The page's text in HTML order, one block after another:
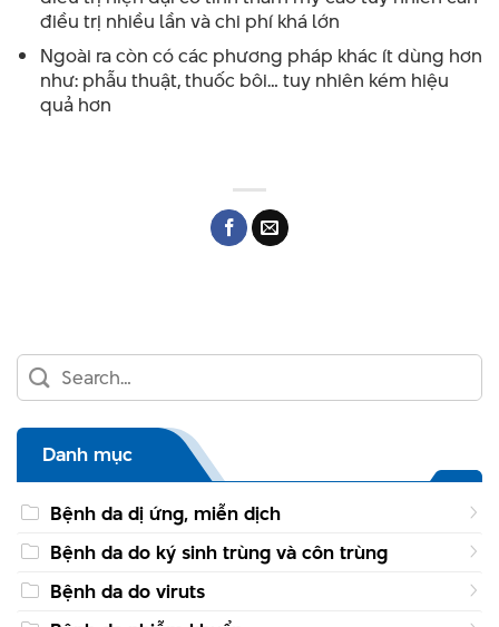
điều trị nhiều lần và chi phí khá lớn
Ngoài ra còn có các phương pháp khác ít dùng hơn
như: phẫu thuật, thuốc bôi… tuy nhiên kém hiệu
quả hơn
Danh mục
Bệnh da dị ứng, miễn dịch
Bệnh da do ký sinh trùng và côn trùng
Bệnh da do viruts